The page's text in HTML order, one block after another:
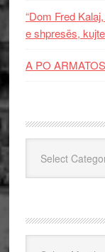
“Dom Fred
e shpresës,
A PO